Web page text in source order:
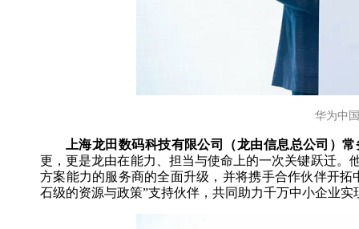
华为中
上海龙田数码科技有限公司（龙由信息总公司）
更，更是龙由在能力、担当与使命上的一次关键跃迁。
方案能力的服务商的全面升级，并将携手合作伙伴开
石级的资源与政策”支持伙伴，共同助力千万中小企业实